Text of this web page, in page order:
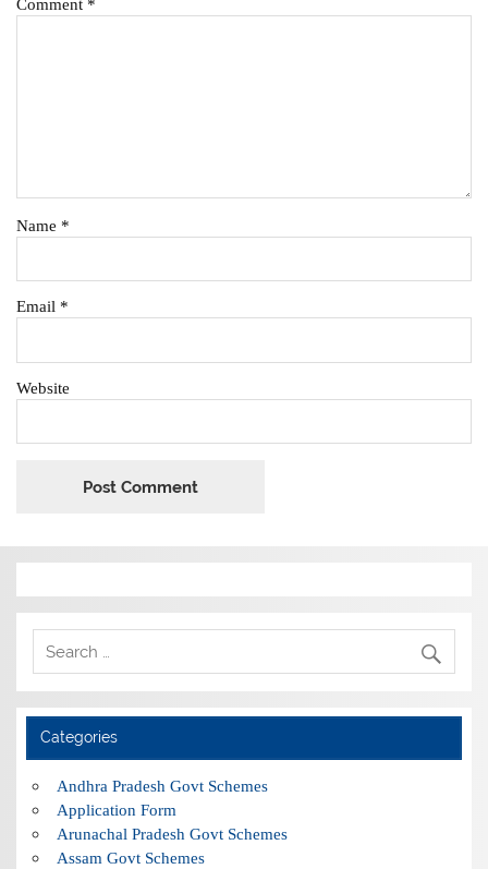
Comment *
Name *
Email *
Website
Categories
Andhra Pradesh Govt Schemes
Application Form
Arunachal Pradesh Govt Schemes
Assam Govt Schemes